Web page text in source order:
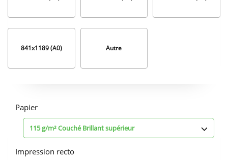
841x1189 (A0) Autre
d'impression
Papier
115 g/m² Couché Brillant supérieur
Impression recto